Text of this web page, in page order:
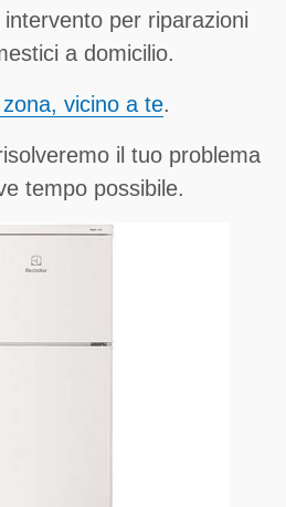
per riparazioni
a domicilio.
vicino a te.
il tuo problema
tempo possibile.